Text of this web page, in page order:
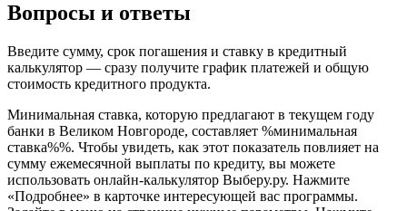
Вопросы и ответы
Введите сумму, срок погашения и ставку в кредитный
калькулятор — сразу получите график платежей и общую
стоимость кредитного продукта.
Минимальная ставка, которую предлагают в текущем году
банки в Великом Новгороде, составляет %минимальная
ставка%%. Чтобы увидеть, как этот показатель повлияет на
сумму ежемесячной выплаты по кредиту, вы можете
использовать онлайн-калькулятор Выберу.ру. Нажмите
«Подробнее» в карточке интересующей вас программы.